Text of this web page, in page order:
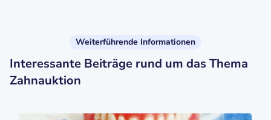
Weiterführende Informationen
Interessante Beiträge rund um das Thema
Zahnauktion